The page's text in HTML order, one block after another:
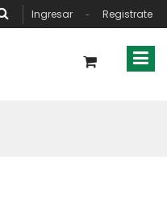
Ingresar - Registrate